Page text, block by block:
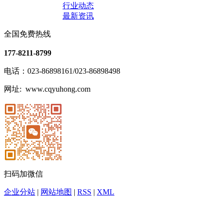
行业动态
最新资讯
全国免费热线
177-8211-8799
电话：023-86898161/023-86898498
网址: www.cqyuhong.com
扫码加微信
企业分站 | 网站地图 | RSS | XML